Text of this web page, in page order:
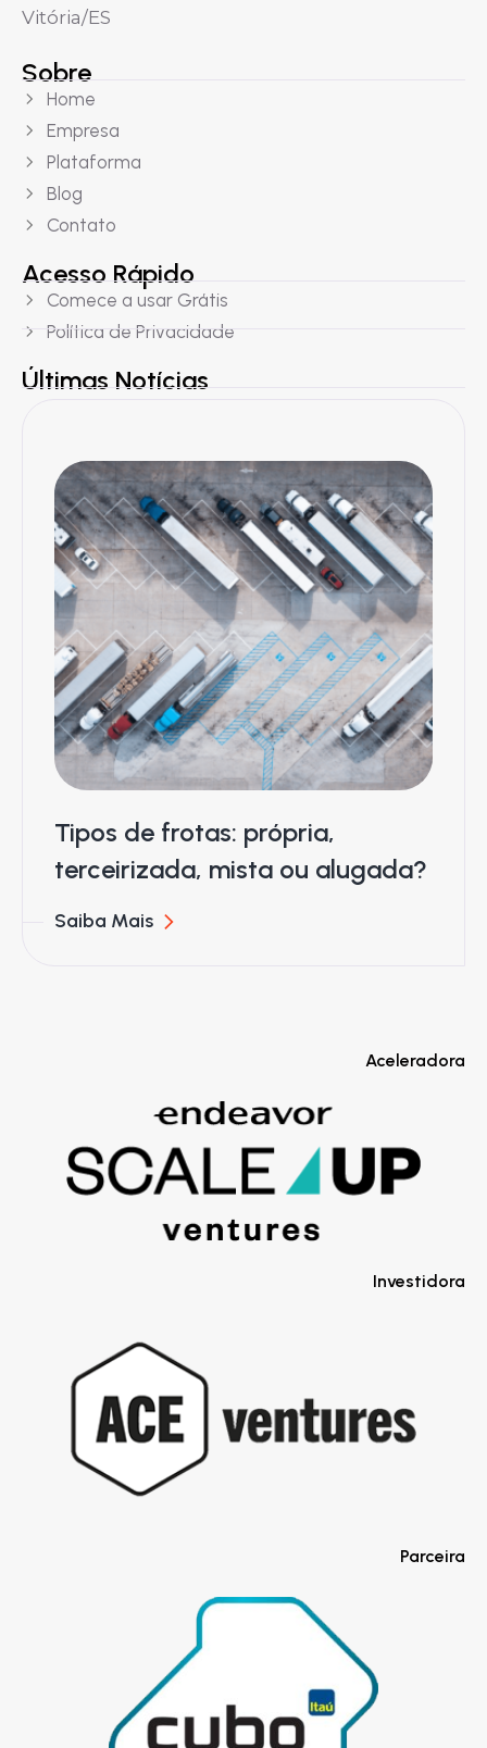
Vitória/ES
Sobre
Home
Empresa
Plataforma
Blog
Contato
Acesso Rápido
Comece a usar Grátis
Política de Privacidade
Últimas Notícias
Tipos de frotas: própria,
terceirizada, mista ou alugada?
Saiba Mais
Aceleradora
Investidora
Parceira